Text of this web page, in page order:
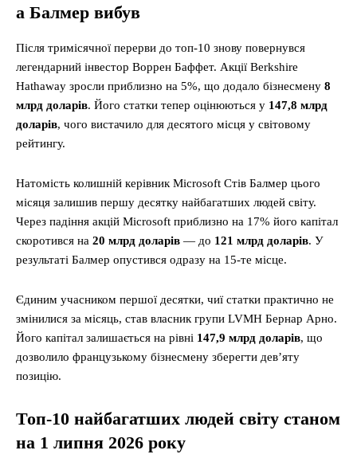
а Балмер вибув
Після тримісячної перерви до топ-10 знову повернувся
легендарний інвестор Воррен Баффет. Акції Berkshire
Hathaway зросли приблизно на 5%, що додало бізнесмену 8
млрд доларів. Його статки тепер оцінюються у 147,8 млрд
доларів, чого вистачило для десятого місця у світовому
рейтингу.
Натомість колишній керівник Microsoft Стів Балмер цього
місяця залишив першу десятку найбагатших людей світу.
Через падіння акцій Microsoft приблизно на 17% його капітал
скоротився на 20 млрд доларів — до 121 млрд доларів. У
результаті Балмер опустився одразу на 15-те місце.
Єдиним учасником першої десятки, чиї статки практично не
змінилися за місяць, став власник групи LVMH Бернар Арно.
Його капітал залишається на рівні 147,9 млрд доларів, що
дозволило французькому бізнесмену зберегти дев’яту
позицію.
Топ-10 найбагатших людей світу станом
на 1 липня 2026 року